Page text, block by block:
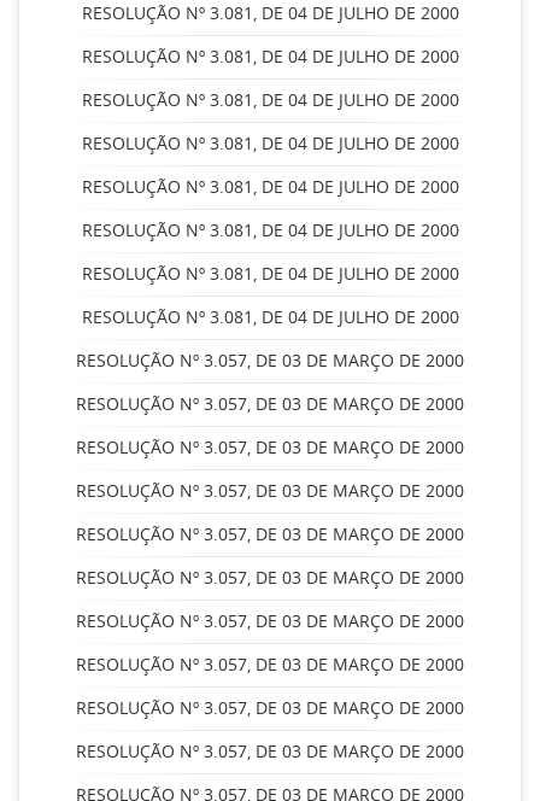
RESOLUÇÃO Nº 3.081, DE 04 DE JULHO DE 2000
RESOLUÇÃO Nº 3.081, DE 04 DE JULHO DE 2000
RESOLUÇÃO Nº 3.081, DE 04 DE JULHO DE 2000
RESOLUÇÃO Nº 3.081, DE 04 DE JULHO DE 2000
RESOLUÇÃO Nº 3.081, DE 04 DE JULHO DE 2000
RESOLUÇÃO Nº 3.081, DE 04 DE JULHO DE 2000
RESOLUÇÃO Nº 3.081, DE 04 DE JULHO DE 2000
RESOLUÇÃO Nº 3.081, DE 04 DE JULHO DE 2000
RESOLUÇÃO Nº 3.057, DE 03 DE MARÇO DE 2000
RESOLUÇÃO Nº 3.057, DE 03 DE MARÇO DE 2000
RESOLUÇÃO Nº 3.057, DE 03 DE MARÇO DE 2000
RESOLUÇÃO Nº 3.057, DE 03 DE MARÇO DE 2000
RESOLUÇÃO Nº 3.057, DE 03 DE MARÇO DE 2000
RESOLUÇÃO Nº 3.057, DE 03 DE MARÇO DE 2000
RESOLUÇÃO Nº 3.057, DE 03 DE MARÇO DE 2000
RESOLUÇÃO Nº 3.057, DE 03 DE MARÇO DE 2000
RESOLUÇÃO Nº 3.057, DE 03 DE MARÇO DE 2000
RESOLUÇÃO Nº 3.057, DE 03 DE MARÇO DE 2000
RESOLUÇÃO Nº 3.057, DE 03 DE MARÇO DE 2000